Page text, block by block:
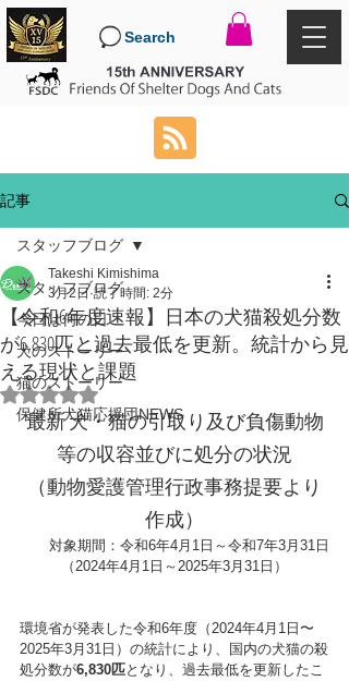
Search
記事
スタッフブログ
今日は何の日
犬のストーリー
猫のストーリー
保健所犬猫応援団NEWS
スタッフブログ
【令和6年度速報】日本の犬猫殺処分数
が6,830匹と過去最低を更新。統計から見
える現状と課題
Takeshi Kimishima
3月2日 読了時間: 2分
5つ星のうちNaNと評価されています。
最新 犬・猫の引取り及び負傷動物
等の収容並びに処分の状況
（動物愛護管理行政事務提要より
作成）
対象期間：令和6年4月1日～令和7年3月31日
（2024年4月1日～2025年3月31日）
環境省が発表した令和6年度（2024年4月1日〜
2025年3月31日）の統計により、国内の犬猫の殺
処分数が6,830匹となり、過去最低を更新したこ